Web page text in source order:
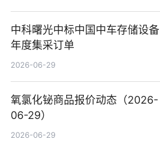
中科曙光中标中国中车存储设备
年度集采订单
2026-06-29
氧氯化铋商品报价动态（2026-
06-29）
2026-06-29